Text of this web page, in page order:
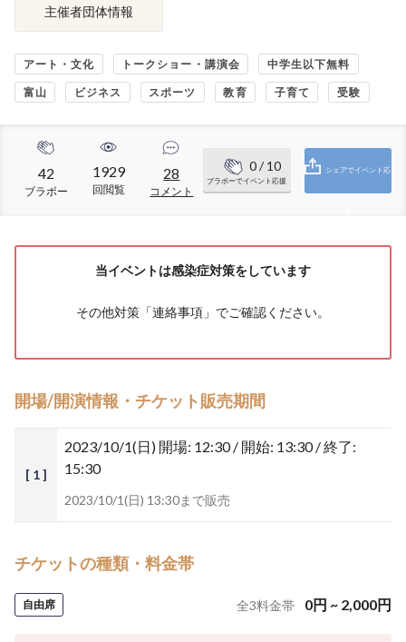
主催者団体情報
アート・文化 トークショー・講演会 中学生以下無料
富山 ビジネス スポーツ 教育 子育て 受験
42
ブラボー
1929
回閲覧
28
コメント
0/ 10
ブラボーでイベント応援
シェアでイベント応
当イベントは感染症対策をしています
その他対策「連絡事項 」でご確認ください。
開場/開演情報・チケット販売期間
[ 1 ]
2023/10/1(日) 開場: 12:30 / 開始: 13:30 / 終了:
15:30
2023/10/1(日) 13:30まで販売
チケットの種類・料金帯
自由席 全3料金帯 0円 ~ 2,000円